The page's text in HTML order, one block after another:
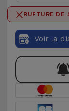
Traceurs et
Accessoires
Mobilité,
Auto et
Accessoires
d'ordinateur
0 / 50RUPTURE DE
Voir la